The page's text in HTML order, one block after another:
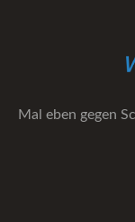
Mal eben gegen